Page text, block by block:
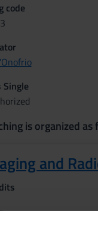
code
Single
is organized
and